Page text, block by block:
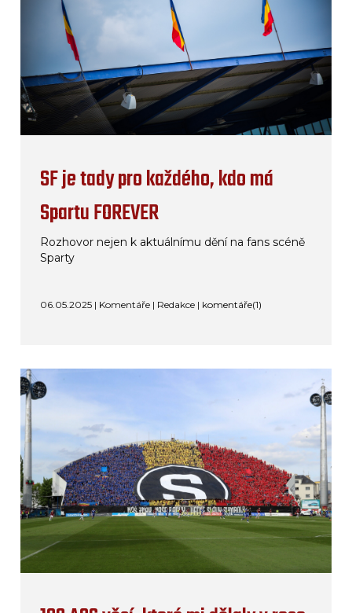
SF je tady pro každého, kdo má
Spartu FOREVER
Rozhovor nejen k aktuálnímu dění na fans scéně
Sparty
06.05.2025 | Komentáře | Redakce | komentáře(1)